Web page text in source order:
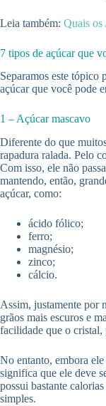
Leia também: Quais
7 tipos de açúcar que
Separamos este tópico
açúcar que você pode
1 – Açúcar mascavo
Diferente do que
rapadura ralada. Pelo
Com isso, ele não
mantendo, então,
açúcar, como:
ácido fólico;
ferro;
magnésio;
zinco;
cálcio.
Assim, justamente por
grãos mais escuros e
facilidade que o cristal,
No entanto, embora
significa que ele deve
possui bastante
simples.